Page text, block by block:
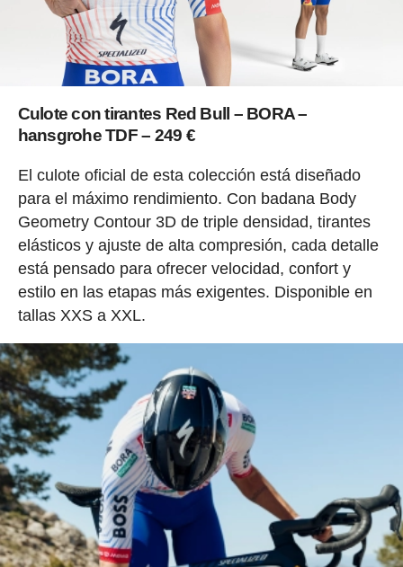
Culote con tirantes Red Bull – BORA –
hansgrohe TDF – 249 €
El culote oficial de esta colección está diseñado
para el máximo rendimiento. Con badana Body
Geometry Contour 3D de triple densidad, tirantes
elásticos y ajuste de alta compresión, cada detalle
está pensado para ofrecer velocidad, confort y
estilo en las etapas más exigentes. Disponible en
tallas XXS a XXL.